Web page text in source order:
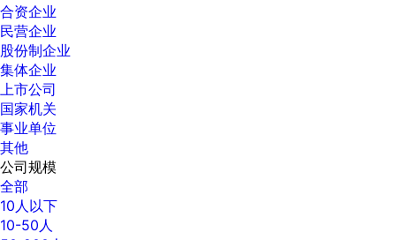
合资企业
民营企业
股份制企业
集体企业
上市公司
国家机关
事业单位
其他
公司规模
全部
10人以下
10-50人